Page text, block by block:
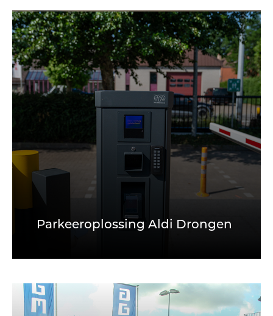
Parkeeroplossing Aldi Drongen